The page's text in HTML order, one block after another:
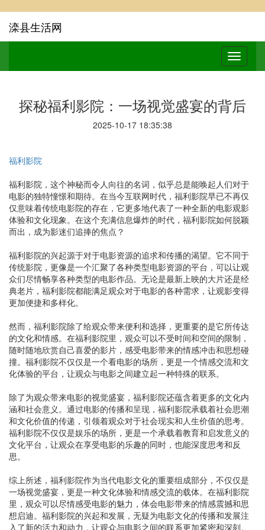
滦县生活网
探秘福利影院：一场视觉盛宴的背后
2025-10-17 18:35:38
福利影院
福利影院，这个神秘而令人向往的名词，似乎总是能唤起人们对于
电影的独特憧憬和期待。在当今互联网时代，福利影院早已不再仅
仅意味着传统电影院的存在，它更多地代表了一种全新的电影观影
体验和文化现象。在这个充满信息爆炸的时代，福利影院如何脱颖
而出，成为影迷们追捧的焦点？
福利影院的兴起源于对于电影资源的追求和传播的渴望。它不同于
传统影院，更像是一个汇聚了各种类型电影资源的平台，可以让观
众们尽情畅享各种类型的电影作品。无论是最新上映的大片还是经
典老片，福利影院都能满足观众对于电影的各种需求，让观影变得
更加便捷和多样化。
然而，福利影院除了给观众带来便利和选择，更重要的是它所传达
的文化和情感。在福利影院里，观众可以不受时间和空间的限制，
随时随地欣赏自己喜爱的影片，感受电影带来的情感冲击和思想碰
撞。福利影院不仅仅是一个看电影的场所，更是一个情感交流和文
化体验的平台，让观众与电影之间建立起一种特殊的联系。
除了为观众带来电影的视觉盛宴，福利影院还蕴含着更多的文化内
涵和社会意义。通过电影的传播和呈现，福利影院承载着社会思潮
和文化价值的传递，引领着观众对于社会现实和人生价值的思考。
福利影院不仅仅是娱乐的场所，更是一个承载着教育和启发意义的
文化平台，让观众在享受电影的乐趣的同时，也能深度思考和反
思。
综上所述，福利影院作为当代电影文化的重要组成部分，不仅仅是
一场视觉盛宴，更是一种文化体验和情感交流的载体。在福利影院
里，观众可以尽情感受电影的魅力，体会电影带来的情感震撼和思
想启迪。福利影院的兴起和发展，无疑为电影文化的传播和发展注
入了新的活力和动力，让观众与电影之间的联系更加紧密和深刻。